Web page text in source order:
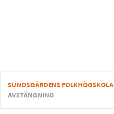
SUNDSGÅRDENS FOLKHÖGSKOLA
AVSTÄNGNING